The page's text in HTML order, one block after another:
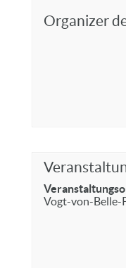
Organizer
Vogt-von-Belle-